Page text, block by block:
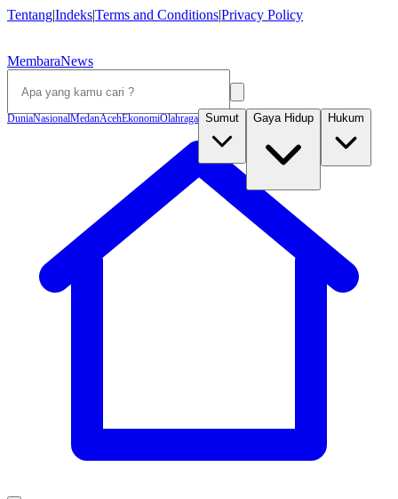
Tentang|Indeks|Terms and Conditions|Privacy Policy
MembaraNews
DuniaNasionalMedanAcehEkonomiOlahraga Sumut Gaya Hidup Hukum